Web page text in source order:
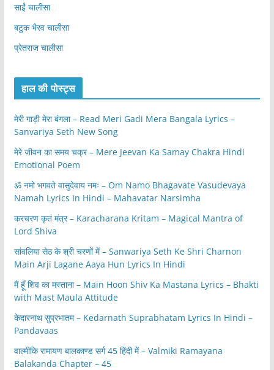
साईं चालीसा
बटुक भैरव चालीसा
प्रेतराज चालीसा
हाल की पोस्ट्स
मेरी गाड़ी मेरा बंगला – Read Meri Gadi Mera Bangala Lyrics –
Sanvariya Seth New Song
मेरे जीवन का समय चक्र – Mere Jeevan Ka Samay Chakra Hindi
Emotional Poem
ॐ नमो भगवते वासुदेवाय नमः – Om Namo Bhagavate Vasudevaya
Namah Lyrics In Hindi – Mahavatar Narsimha
करचरण कृतं मंत्र – Karacharana Kritam – Magical Mantra of
Lord Shiva
सांवलिया सेठ के श्री चरणों में – Sanwariya Seth Ke Shri Charnon
Main Arji Lagane Aaya Hun Lyrics In Hindi
मैं हूँ शिव का मस्ताना – Main Hoon Shiv Ka Mastana Lyrics – Bhakti
with Mast Maula Attitude
केदारनाथ सुप्रभातम – Kedarnath Suprabhatam Lyrics In Hindi –
Pandavaas
वाल्मीकि रामायण बालकाण्ड सर्ग 45 हिंदी में – Valmiki Ramayana
Balakanda Chapter – 45